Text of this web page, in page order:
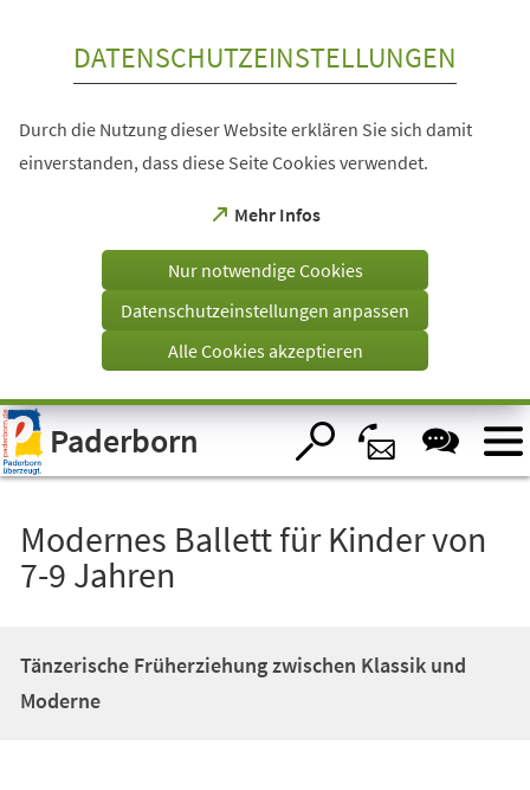
Visuelle
Assistenzsoftware
öffnen.
DATENSCHUTZEINSTELLUNGEN
Durch die Nutzung dieser Website erklären Sie sich damit
einverstanden, dass diese Seite Cookies verwendet.
Mehr Infos
(Öffnet
einem
Tab)
Nur notwendige Cookies
Datenschutzeinstellungen anpassen
Alle Cookies akzeptieren
Paderborn
Modernes Ballett für Kinder von
7-9 Jahren
Tänzerische Früherziehung zwischen Klassik und
Moderne